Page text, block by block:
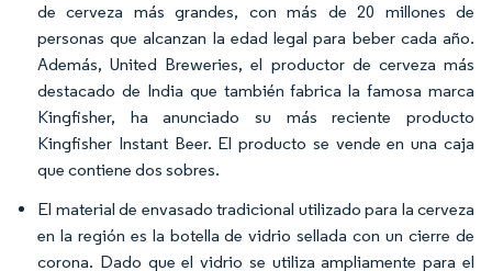
de cerveza más grandes, con más de 20 millones de
personas que alcanzan la edad legal para beber cada año.
Además, United Breweries, el productor de cerveza más
destacado de India que también fabrica la famosa marca
Kingfisher, ha anunciado su más reciente producto
Kingfisher Instant Beer. El producto se vende en una caja
que contiene dos sobres.
El material de envasado tradicional utilizado para la cerveza
en la región es la botella de vidrio sellada con un cierre de
corona. Dado que el vidrio se utiliza ampliamente para el